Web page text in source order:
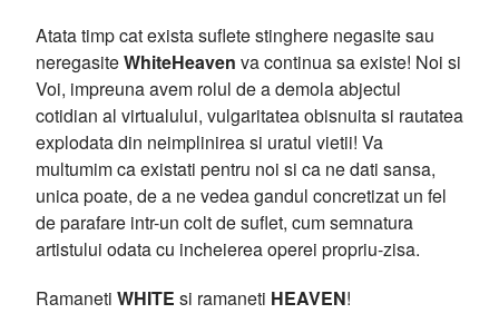
Atata timp cat exista suflete stinghere negasite sau
neregasiteWhiteHeaven va continua sa existe! Noi si
Voi, impreuna avem rolul de a demola abjectul
cotidian al virtualului, vulgaritatea obisnuita si rautatea
explodata din neimplinirea si uratul vietii! Va
multumim ca existati pentru noi si ca ne dati sansa,
unica poate, de a ne vedea gandul concretizat un fel
de parafare intr-un colt de suflet, cum semnatura
artistului odata cu incheierea operei propriu-zisa.
Ramaneti WHITE si ramaneti HEAVEN!